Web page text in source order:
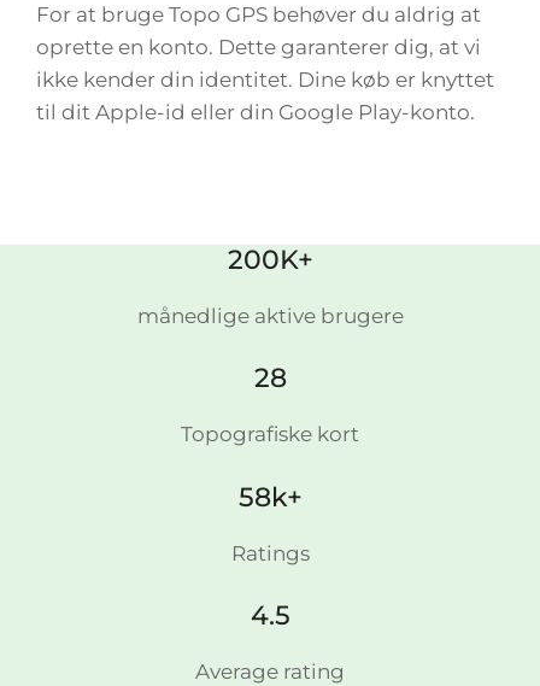
For at bruge Topo GPS behøver du aldrig at
oprette en konto. Dette garanterer dig, at vi
ikke kender din identitet. Dine køb er knyttet
til dit Apple-id eller din Google Play-konto.
200K+
månedlige aktive brugere
28
Topografiske kort
58k+
Ratings
4.5
Average rating